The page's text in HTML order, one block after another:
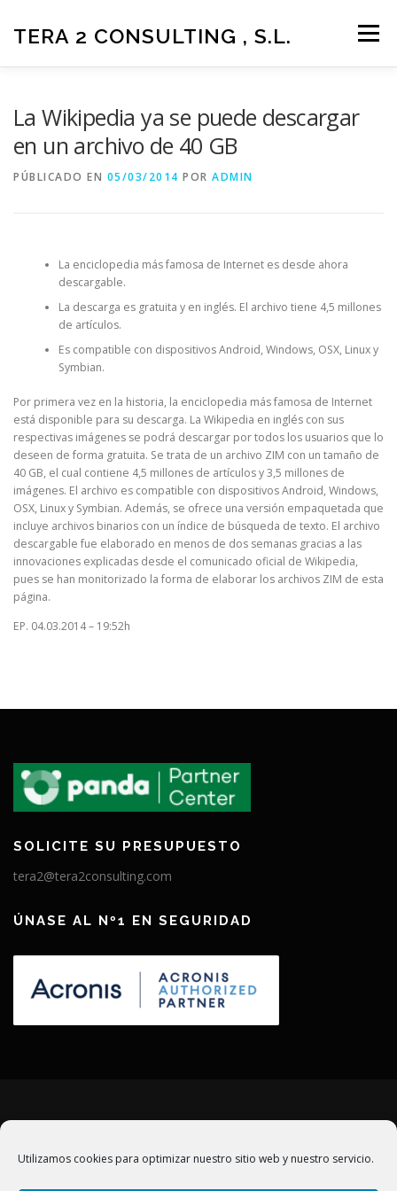
Utilizamos cookies para optimizar nuestro sitio web y nuestro servicio.
contenido
TERA 2 CONSULTING , S.L. Menú
La Wikipedia ya se puede descargar
en un archivo de 40 GB
PÚBLICADO EN 05/03/2014 POR ADMIN
La enciclopedia más famosa de Internet es desde ahora
descargable.
La descarga es gratuita y en inglés. El archivo tiene 4,5 millones
de artículos.
Es compatible con dispositivos Android, Windows, OSX, Linux y
Symbian.
Por primera vez en la historia, la enciclopedia más famosa de Internet
está disponible para su descarga. La Wikipedia en inglés con sus
respectivas imágenes se podrá descargar por todos los usuarios que lo
deseen de forma gratuita. Se trata de un archivo ZIM con un tamaño de
40 GB, el cual contiene 4,5 millones de artículos y 3,5 millones de
imágenes. El archivo es compatible con dispositivos Android, Windows,
OSX, Linux y Symbian. Además, se ofrece una versión empaquetada que
incluye archivos binarios con un índice de búsqueda de texto. El archivo
descargable fue elaborado en menos de dos semanas gracias a las
innovaciones explicadas desde el comunicado oficial de Wikipedia,
pues se han monitorizado la forma de elaborar los archivos ZIM de esta
página.
EP. 04.03.2014 – 19:52h
SOLICITE SU PRESUPUESTO
tera2@tera2consulting.com
ÚNASE AL Nº1 EN SEGURIDAD